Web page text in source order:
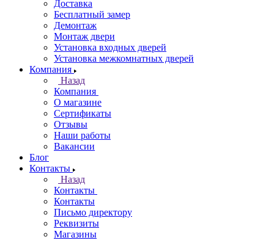
Доставка
Бесплатный замер
Демонтаж
Монтаж двери
Установка входных дверей
Установка межкомнатных дверей
Компания
Назад
Компания
О магазине
Сертификаты
Отзывы
Наши работы
Вакансии
Блог
Контакты
Назад
Контакты
Контакты
Письмо директору
Реквизиты
Магазины